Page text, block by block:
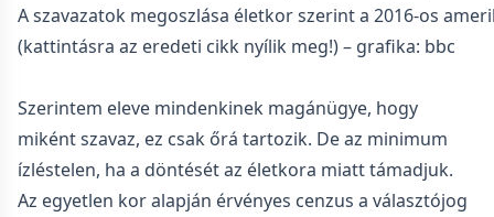
A szavazatok megoszlása életkor szerint a 2016-os
(kattintásra az eredeti cikk nyílik meg!) – grafika: bbc
Szerintem eleve mindenkinek magánügye, hogy
miként szavaz, ez csak őrá tartozik. De az minimum
ízléstelen, ha a döntését az életkora miatt támadjuk.
Az egyetlen kor alapján érvényes cenzus a választójog